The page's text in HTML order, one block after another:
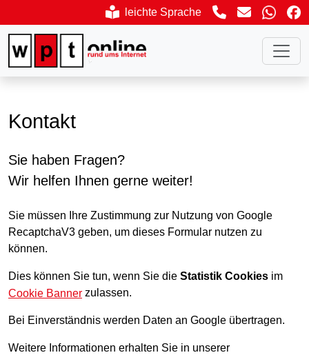
leichte Sprache
aktivieren
Ruf uns an
(öffnet
Kontakt
Sie haben Fragen?
Wir helfen Ihnen gerne weiter!
Sie müssen Ihre Zustimmung zur Nutzung von Google
RecaptchaV3 geben, um dieses Formular nutzen zu
können.
Dies können Sie tun, wenn Sie die Statistik Cookies im
Cookie Banner zulassen.
Bei Einverständnis werden Daten an Google übertragen.
Weitere Informationen erhalten Sie in unserer